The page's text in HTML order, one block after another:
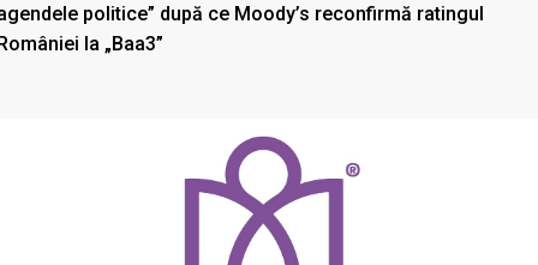
politice” după ce Moody’s reconfirmă ratingul
la „Baa3”